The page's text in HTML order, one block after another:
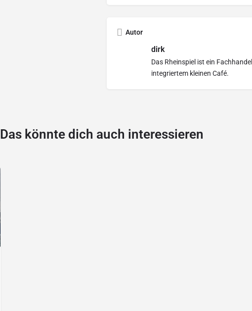
Autor
dirk
Das Rheinspiel ist ein
integriertem kleinen Café.
Das könnte dich auch interessieren